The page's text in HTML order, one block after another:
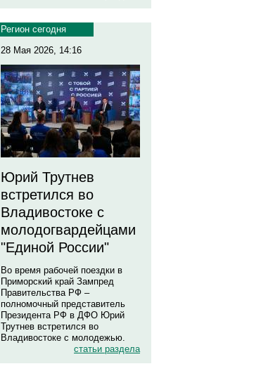
Регион сегодня
28 Мая 2026, 14:16
Юрий Трутнев
встретился во
Владивостоке с
молодогвардейцами
"Единой России"
Во время рабочей поездки в
Приморский край Зампред
Правительства РФ –
полномочный представитель
Президента РФ в ДФО Юрий
Трутнев встретился во
Владивостоке с молодежью.
статьи раздела